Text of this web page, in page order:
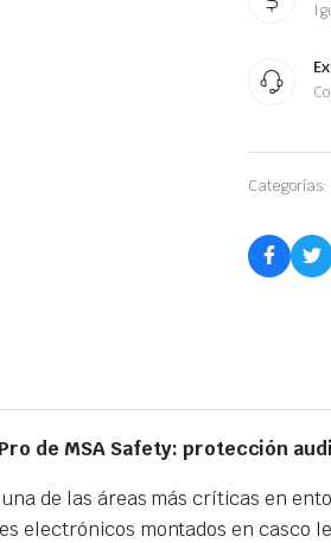
Categorías:
de MSA Safety: protección
de las áreas más críticas en
montados en casco